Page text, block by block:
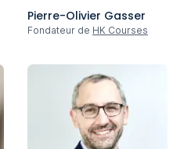
Pierre-Olivier Gasser
Fondateur de HK Courses